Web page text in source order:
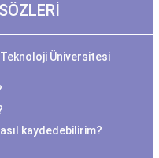
Üniversitesi
kaydedebilirim?